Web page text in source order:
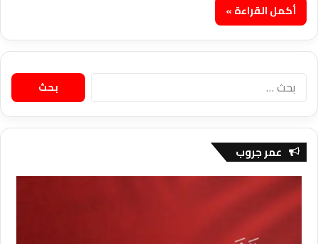
أكمل القراءة »
البحث
عن:
عمر جروب